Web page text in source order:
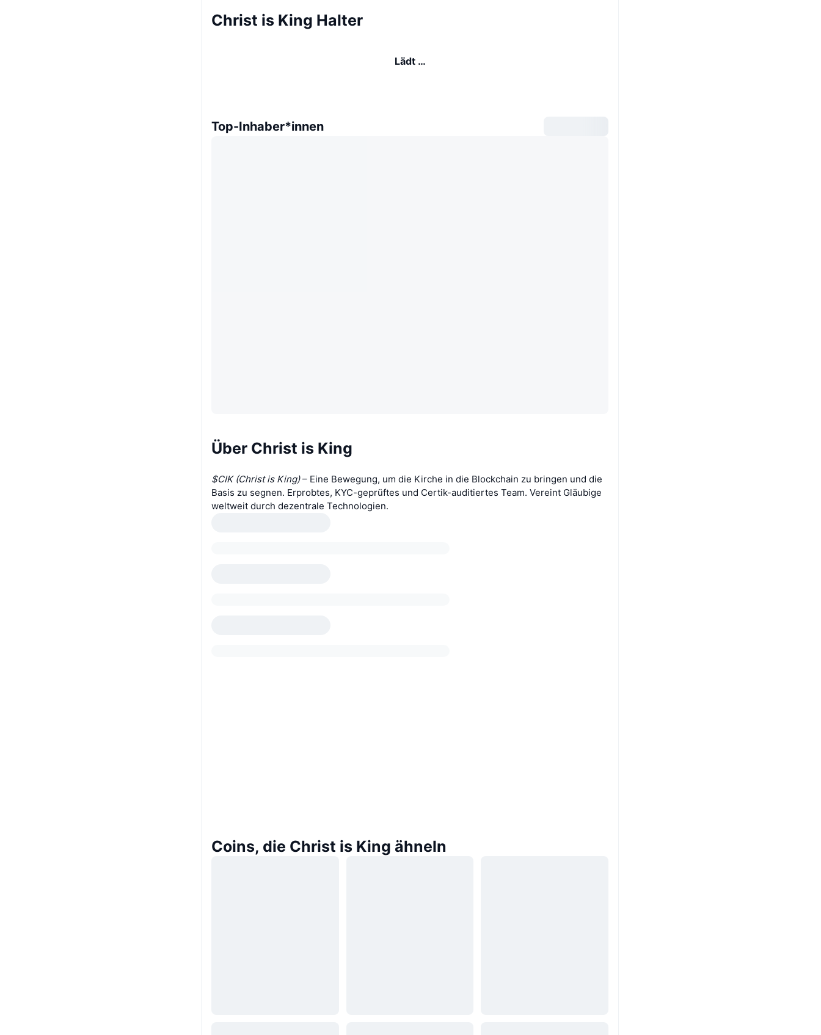
Christ is King Halter
Lädt …
Top-Inhaber*innen
Über Christ is King
$CIK (Christ is King)– Eine Bewegung, um die Kirche in die Blockchain zu bringen und die
Basis zu segnen. Erprobtes, KYC-geprüftes und Certik-auditiertes Team. Vereint Gläubige
weltweit durch dezentrale Technologien.
Coins, die Christ is King ähneln